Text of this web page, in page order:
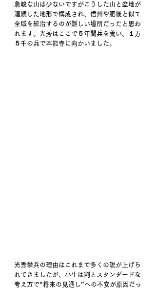
急峻な山は少ないですがこうした山と盆地が
連続した地形で構成され、信州や肥後と似て
全域を統治するのが難しい場所だったと思わ
れます。光秀はここで５年間兵を養い、１万
５千の兵で本能寺に向かいました。
光秀挙兵の理由はこれまで多くの説が上げら
れてきましたが、小生は割とスタンダードな
考え方で“将来の見通し”への不安が原因だっ